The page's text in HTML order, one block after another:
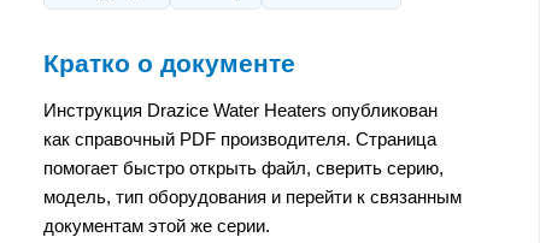
Кратко о документе
Инструкция Drazice Water Heaters опубликован
как справочный PDF производителя. Страница
помогает быстро открыть файл, сверить серию,
модель, тип оборудования и перейти к связанным
документам этой же серии.